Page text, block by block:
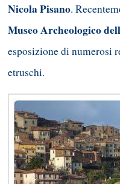
Nicola Pisano.
Museo Archeologico
esposizione di numerosi
etruschi.